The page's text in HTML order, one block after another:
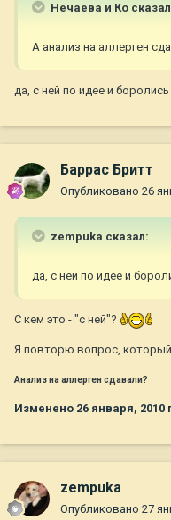
Нечаева и Ко
А анализ на аллерген
да, с ней по идее и
Баррас Бритт
Опубликовано 26
zempuka сказал:
да, с ней по идее и
С кем это - "с ней"?
Я повторю вопрос,
Анализ на аллерген сдавали?
Изменено 26 января, 2010
zempuka
Опубликовано 27